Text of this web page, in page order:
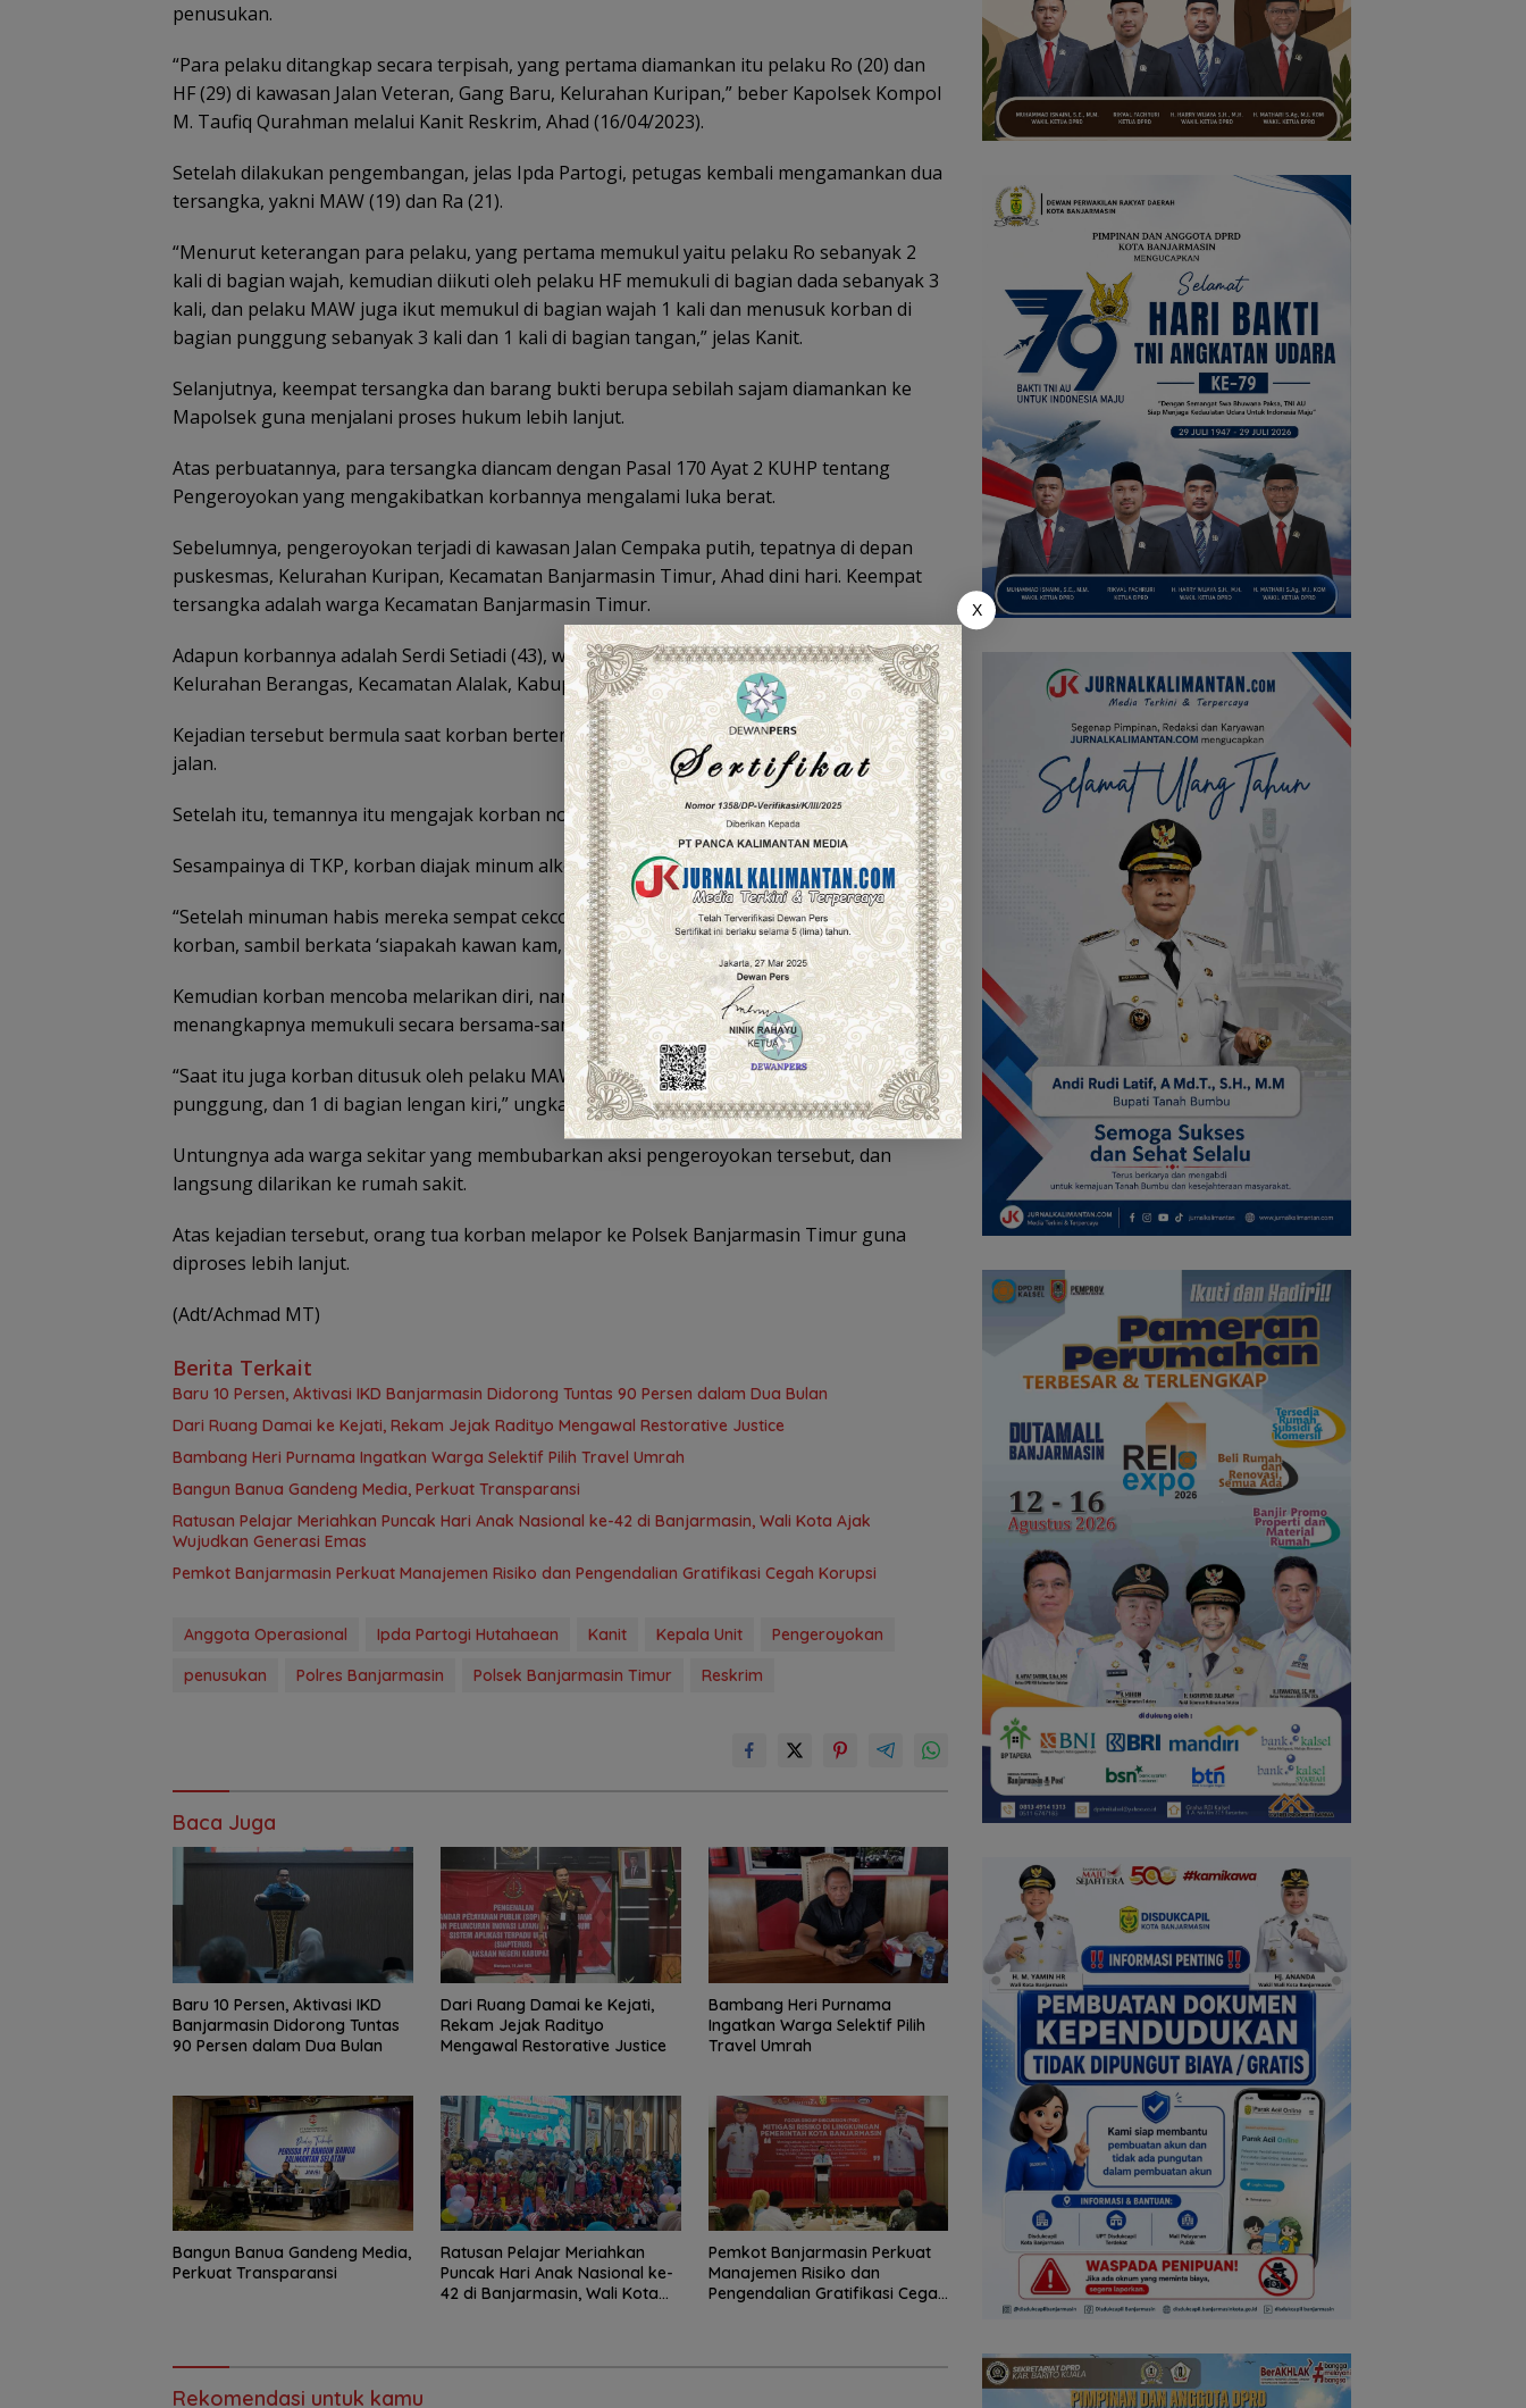
penusukan.
“Para pelaku ditangkap secara terpisah, yang pertama diamankan itu pelaku Ro (20) dan
HF (29) di kawasan Jalan Veteran, Gang Baru, Kelurahan Kuripan,” beber Kapolsek Kompol
M. Taufiq Qurahman melalui Kanit Reskrim, Ahad (16/04/2023).
Setelah dilakukan pengembangan, jelas Ipda Partogi, petugas kembali mengamankan dua
tersangka, yakni MAW (19) dan Ra (21).
“Menurut keterangan para pelaku, yang pertama memukul yaitu pelaku Ro sebanyak 2
kali di bagian wajah, kemudian diikuti oleh pelaku HF memukuli di bagian dada sebanyak 3
kali, dan pelaku MAW juga ikut memukul di bagian wajah 1 kali dan menusuk korban di
bagian punggung sebanyak 3 kali dan 1 kali di bagian tangan,” jelas Kanit.
Selanjutnya, keempat tersangka dan barang bukti berupa sebilah sajam diamankan ke
Mapolsek guna menjalani proses hukum lebih lanjut.
Atas perbuatannya, para tersangka diancam dengan Pasal 170 Ayat 2 KUHP tentang
Pengeroyokan yang mengakibatkan korbannya mengalami luka berat.
Sebelumnya, pengeroyokan terjadi di kawasan Jalan Cempaka putih, tepatnya di depan
puskesmas, Kelurahan Kuripan, Kecamatan Banjarmasin Timur, Ahad dini hari. Keempat
tersangka adalah warga Kecamatan Banjarmasin Timur.
Adapun korbannya adalah Serdi Setiadi (43), warga Jalan Desa Berangas RT 06 RW 02
Kelurahan Berangas, Kecamatan Alalak, Kabupaten Barito Kuala.
Kejadian tersebut bermula saat korban bertemu dengan salah satu teman lamanya di
jalan.
Setelah itu, temannya itu mengajak korban nongkrong di kawasan Jalan Cempaka Putih.
Sesampainya di TKP, korban diajak minum alkohol bersama-sama dengan para tersangka.
“Setelah minuman habis mereka sempat cekcok, dan pelaku Ferry menampar kepala
korban, sambil berkata ‘siapakah kawan kam, kada peduli aku’,” papar Kanit.
Kemudian korban mencoba melarikan diri, namun teman-teman tersangka langsung
menangkapnya memukuli secara bersama-sama.
“Saat itu juga korban ditusuk oleh pelaku MAW sebanyak 4 tusukan, 3 tusukan di bagian
punggung, dan 1 di bagian lengan kiri,” ungkap Ipda Partogi.
Untungnya ada warga sekitar yang membubarkan aksi pengeroyokan tersebut, dan
langsung dilarikan ke rumah sakit.
Atas kejadian tersebut, orang tua korban melapor ke Polsek Banjarmasin Timur guna
diproses lebih lanjut.
(Adt/Achmad MT)
Berita Terkait
Baru 10 Persen, Aktivasi IKD Banjarmasin Didorong Tuntas 90 Persen dalam Dua Bulan
Dari Ruang Damai ke Kejati, Rekam Jejak Radityo Mengawal Restorative Justice
Bambang Heri Purnama Ingatkan Warga Selektif Pilih Travel Umrah
Bangun Banua Gandeng Media, Perkuat Transparansi
Ratusan Pelajar Meriahkan Puncak Hari Anak Nasional ke-42 di Banjarmasin, Wali Kota Ajak
Wujudkan Generasi Emas
Pemkot Banjarmasin Perkuat Manajemen Risiko dan Pengendalian Gratifikasi Cegah Korupsi
Anggota Operasional Ipda Partogi Hutahaean Kanit Kepala Unit
Pengeroyokan
penusukan
Polres Banjarmasin Polsek Banjarmasin Timur Reskrim
Baca Juga
Baru 10 Persen, Aktivasi IKD
Banjarmasin Didorong Tuntas
90 Persen dalam Dua Bulan
Dari Ruang Damai ke Kejati,
Rekam Jejak Radityo
Mengawal Restorative Justice
Bambang Heri Purnama
Ingatkan Warga Selektif Pilih
Travel Umrah
Bangun Banua Gandeng Media,
Perkuat Transparansi
Ratusan Pelajar Meriahkan
Puncak Hari Anak Nasional ke-
42 di Banjarmasin, Wali Kota
Pemkot Banjarmasin Perkuat
Manajemen Risiko dan
Pengendalian Gratifikasi Cegah
Rekomendasi untuk kamu
X